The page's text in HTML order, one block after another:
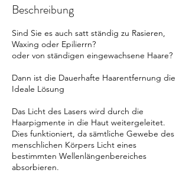
Beschreibung
Sind Sie es auch satt ständig zu Rasieren,
Waxing oder Epilierrn?
oder von ständigen eingewachsene Haare?
Dann ist die Dauerhafte Haarentfernung die
Ideale Lösung
Das Licht des Lasers wird durch die
Haarpigmente in die Haut weitergeleitet.
Dies funktioniert, da sämtliche Gewebe des
menschlichen Körpers Licht eines
bestimmten Wellenlängenbereiches
absorbieren.